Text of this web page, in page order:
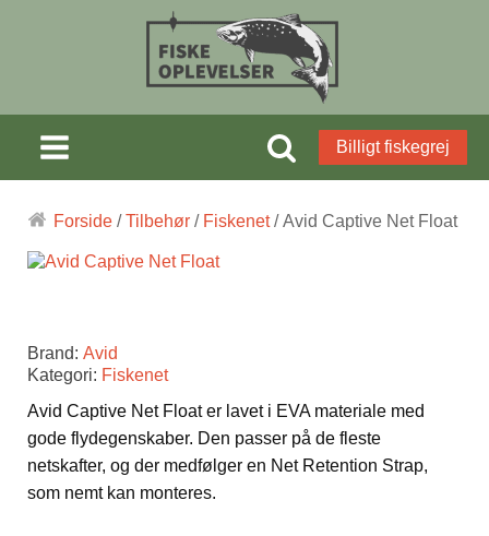
Billigt fiskegrej
Forside /Tilbehør / Fiskenet/ Avid Captive Net Float
Brand: Avid
Kategori: Fiskenet
Avid Captive Net Float er lavet i EVA materiale med
gode flydegenskaber. Den passer på de fleste
netskafter, og der medfølger en Net Retention Strap,
som nemt kan monteres.